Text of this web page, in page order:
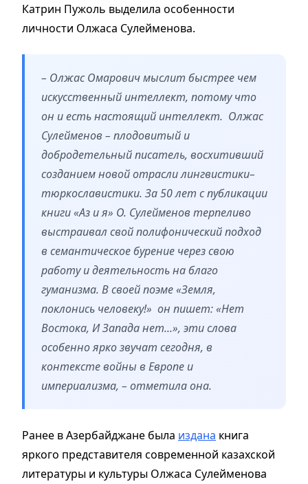
Катрин Пужоль выделила особенности
личности Олжаса Сулейменова.
– Олжас Омарович мыслит быстрее чем
искусственный интеллект, потому что
он и есть настоящий интеллект. Олжас
Сулейменов – плодовитый и
добродетельный писатель, восхитивший
созданием новой отрасли лингвистики–
тюркославистики. За 50 лет с публикации
книги «Аз и я» О. Сулейменов терпеливо
выстраивал свой полифонический подход
в семантическое бурение через свою
работу и деятельность на благо
гуманизма. В своей поэме «Земля,
поклонись человеку!» он пишет: «Нет
Востока, И Запада нет...», эти слова
особенно ярко звучат сегодня, в
контексте войны в Европе и
империализма, – отметила она.
Ранее в Азербайджане была издана книга
яркого представителя современной казахской
литературы и культуры Олжаса Сулейменова